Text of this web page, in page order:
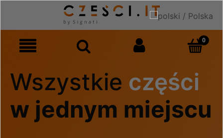
Wszystkie części
w jednym miejscu